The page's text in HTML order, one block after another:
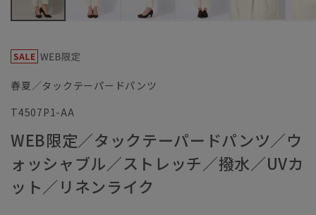
春夏／タックテーパードパンツ
T4507P1-AA
WEB限定／タックテーパードパンツ／ウ
ォッシャブル／ストレッチ／撥水／UVカ
ット／リネンライク